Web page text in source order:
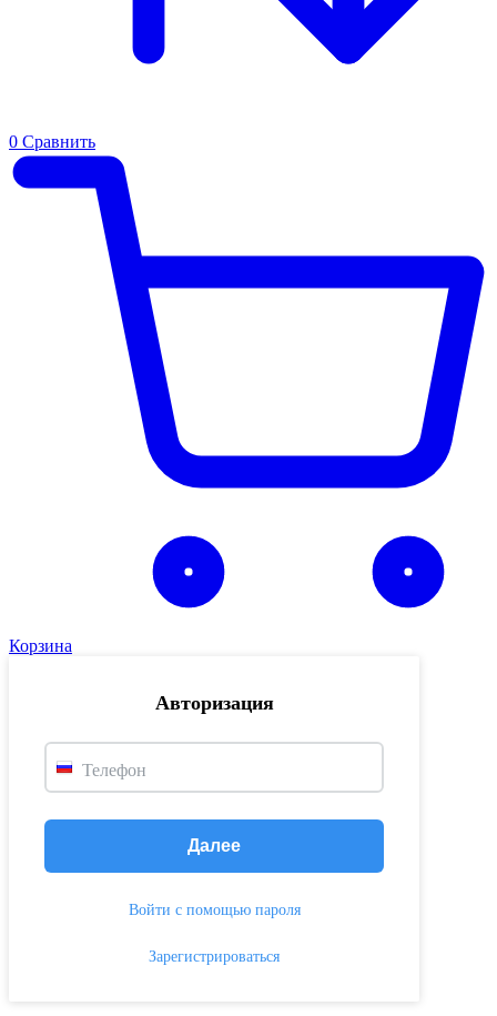
0 Сравнить
Корзина
Авторизация
Телефон
Далее
Войти с помощью пароля
Зарегистрироваться